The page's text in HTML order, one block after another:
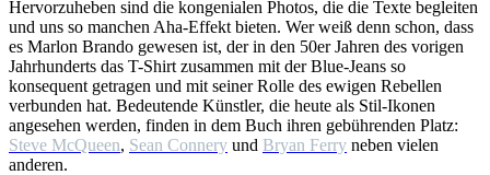
Hervorzuheben sind die kongenialen Photos, die die Texte begleiten
und uns so manchen Aha-Effekt bieten. Wer weiß denn schon, dass
es Marlon Brando gewesen ist, der in den 50er Jahren des vorigen
Jahrhunderts das T-Shirt zusammen mit der Blue-Jeans so
konsequent getragen und mit seiner Rolle des ewigen Rebellen
verbunden hat. Bedeutende Künstler, die heute als Stil-Ikonen
angesehen werden, finden in dem Buch ihren gebührenden Platz:
Steve McQueen, Sean Connery und Bryan Ferry neben vielen
anderen.